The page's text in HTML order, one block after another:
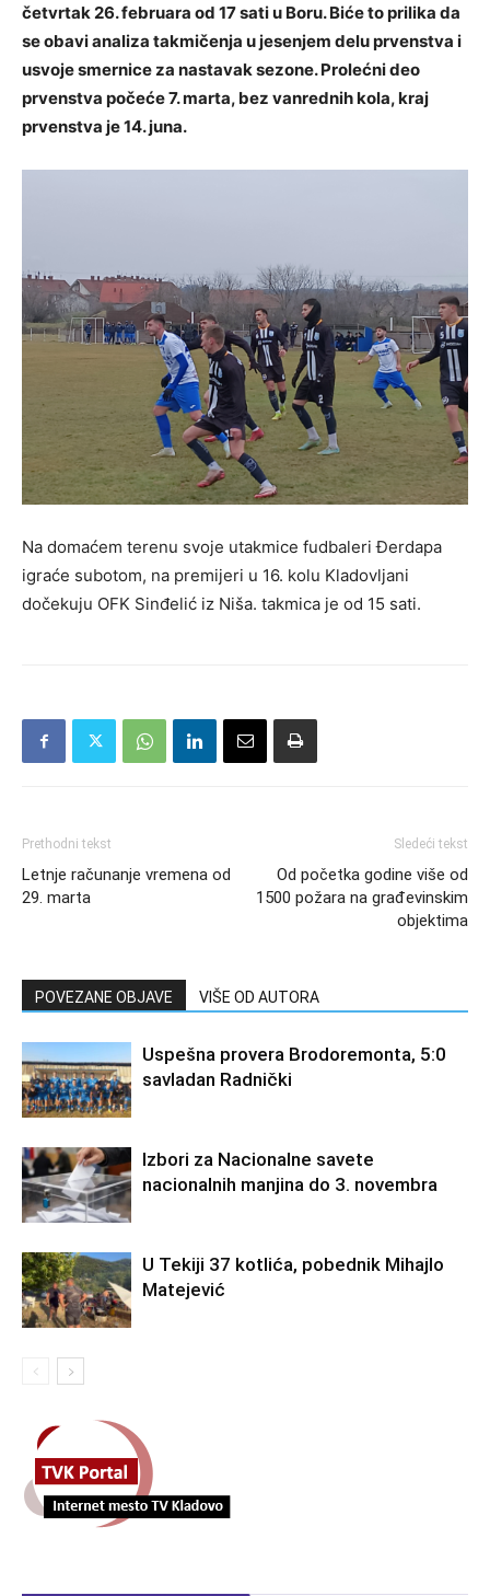
četvrtak 26. februara od 17 sati u Boru. Biće to prilika da
se obavi analiza takmičenja u jesenjem delu prvenstva i
usvoje smernice za nastavak sezone. Prolećni deo
prvenstva počeće 7. marta, bez vanrednih kola, kraj
prvenstva je 14. juna.
Na domaćem terenu svoje utakmice fudbaleri Đerdapa
igraće subotom, na premijeri u 16. kolu Kladovljani
dočekuju OFK Sinđelić iz Niša. takmica je od 15 sati.
Prethodni tekst
Letnje računanje vremena od
29. marta
Sledeći tekst
Od početka godine više od
1500 požara na građevinskim
objektima
POVEZANE OBJAVE VIŠE OD AUTORA
Uspešna provera Brodoremonta, 5:0
savladan Radnički
Izbori za Nacionalne savete
nacionalnih manjina do 3. novembra
U Tekiji 37 kotlića, pobednik Mihajlo
Matejević